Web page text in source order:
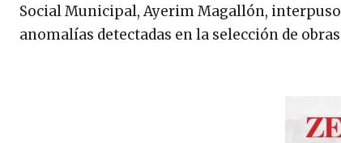
Social Municipal, Ayerim Magallón,
anomalías detectadas en la selección de